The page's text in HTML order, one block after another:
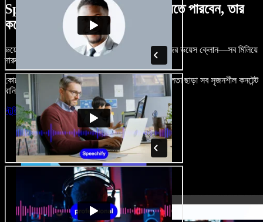
Speechify Studio দিয়ে কী কী করতে পারবেন, তার
কয়েকটা উদাহরণ দেখুন
ভয়েসওভার, রয়্যালটি-ফ্রি ছবি, অডিও, ভিডিও যোগ, নিজের ভয়েস ক্লোন—সব মিলিয়ে
দারুণ মনে রাখার মতো অডিও-ভিডিও প্রজেক্ট বানান।
কোনো শেখার ঝামেলা নেই, শুধু ব্রাউজারে খুলুন—আর দুর্বলতা ছাড়া সব সৃজনশীল কনটেন্ট
বানিয়ে ফেলুন।
স্টুডিও চালু করুন